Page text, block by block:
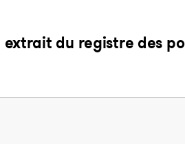
du registre des